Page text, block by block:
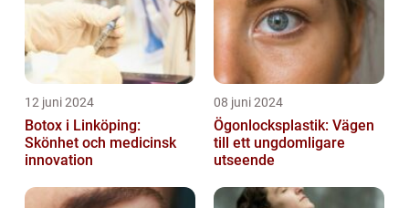
12 juni 2024
Botox i Linköping:
Skönhet och medicinsk
innovation
08 juni 2024
Ögonlocksplastik: Vägen
till ett ungdomligare
utseende